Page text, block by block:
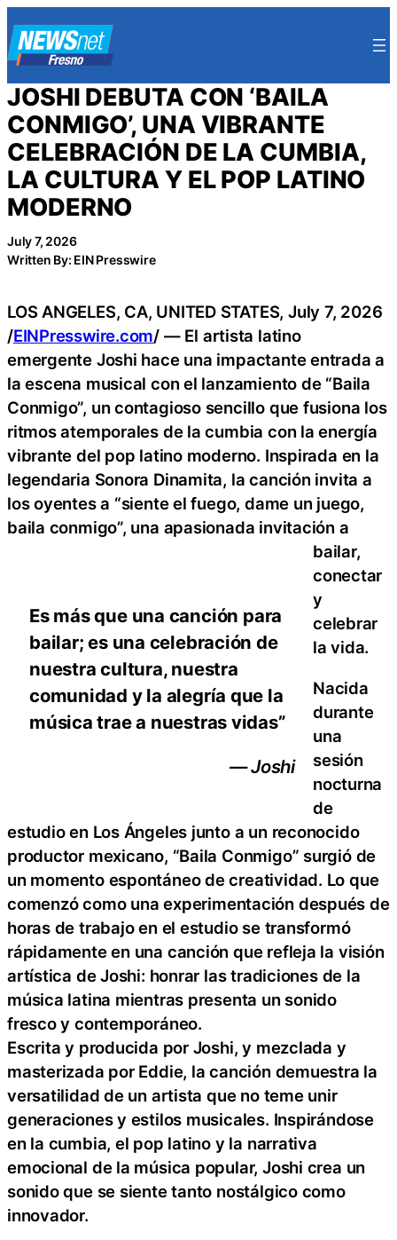
to
content
JOSHI DEBUTA CON ‘BAILA
CONMIGO’, UNA VIBRANTE
CELEBRACIÓN DE LA CUMBIA,
LA CULTURA Y EL POP LATINO
MODERNO
July 7, 2026
Written By: EIN Presswire
Es más que una canción para
bailar; es una celebración de
nuestra cultura, nuestra
comunidad y la alegría que la
música trae a nuestras vidas”
— Joshi
LOS ANGELES, CA, UNITED STATES, July 7, 2026
/EINPresswire.com/ — El artista latino
emergente Joshi hace una impactante entrada a
la escena musical con el lanzamiento de “Baila
Conmigo”, un contagioso sencillo que fusiona los
ritmos atemporales de la cumbia con la energía
vibrante del pop latino moderno. Inspirada en la
legendaria Sonora Dinamita, la canción invita a
los oyentes a “siente el fuego, dame un juego,
baila conmigo”, una apasionada invitación a
bailar,
conectar
y
celebrar
la vida.
Nacida
durante
una
sesión
nocturna
de
estudio en Los Ángeles junto a un reconocido
productor mexicano, “Baila Conmigo” surgió de
un momento espontáneo de creatividad. Lo que
comenzó como una experimentación después de
horas de trabajo en el estudio se transformó
rápidamente en una canción que refleja la visión
artística de Joshi: honrar las tradiciones de la
música latina mientras presenta un sonido
fresco y contemporáneo.
Escrita y producida por Joshi, y mezclada y
masterizada por Eddie, la canción demuestra la
versatilidad de un artista que no teme unir
generaciones y estilos musicales. Inspirándose
en la cumbia, el pop latino y la narrativa
emocional de la música popular, Joshi crea un
sonido que se siente tanto nostálgico como
innovador.